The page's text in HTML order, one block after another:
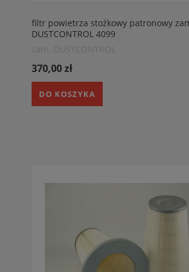
filtr powietrza stożkowy patronowy
DUSTCONTROL 4099
370,00 zł
DO KOSZYKA